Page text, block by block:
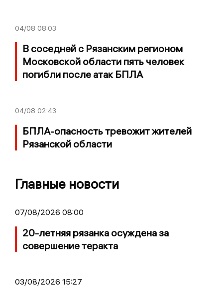
04/08 08:03
В соседней с Рязанским регионом
Московской области пять человек
погибли после атак БПЛА
04/08 02:43
БПЛА-опасность тревожит жителей
Рязанской области
Главные новости
07/08/2026 08:00
20-летняя рязанка осуждена за
совершение теракта
03/08/2026 15:27